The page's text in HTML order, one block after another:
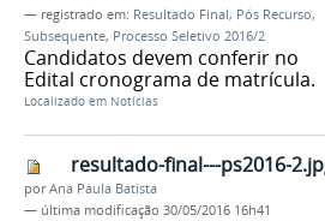
— registrado em: Resultado Final, Pós Recurso,
Subsequente, Processo Seletivo 2016/2
Candidatos devem conferir no
Edital cronograma de matrícula.
Localizado em Notícias
resultado-final---ps2016-
porAna Paula Batista
— última modificação 30/05/2016 16h41